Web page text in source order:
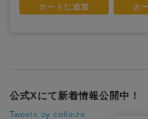
カートに追加 カ
公式Xにて新着情報公開中！
Tweets by colleize